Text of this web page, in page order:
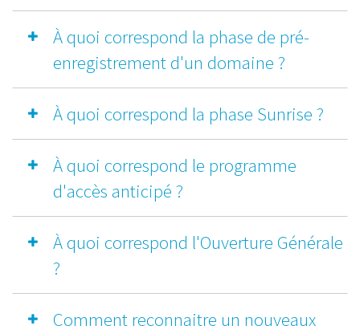
À quoi correspond la phase de pré-
enregistrement d'un domaine ?
À quoi correspond la phase Sunrise ?
À quoi correspond le programme
d'accès anticipé ?
À quoi correspond l'Ouverture Générale
?
Comment reconnaitre un nouveaux